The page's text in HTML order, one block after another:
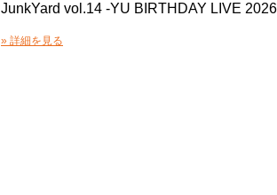
JunkYard vol.14 -YU BIRTHDAY LIVE
» 詳細を見る